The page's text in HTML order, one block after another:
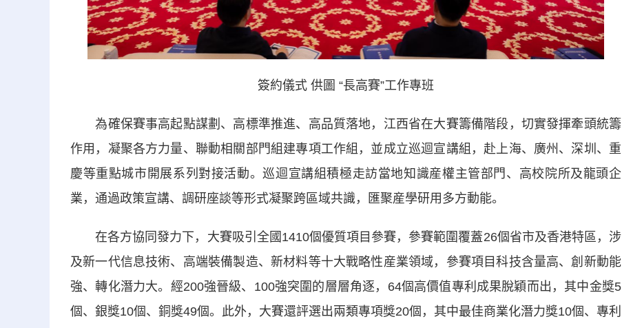
簽約儀式 供圖 “長高賽”工作專班
為確保賽事高起點謀劃、高標準推進、高品質落地，江西省在大賽籌備階段，切實發揮牽頭統籌
作用，凝聚各方力量、聯動相關部門組建專項工作組，並成立巡迴宣講組，赴上海、廣州、深圳、重
慶等重點城市開展系列對接活動。巡迴宣講組積極走訪當地知識産權主管部門、高校院所及龍頭企
業，通過政策宣講、調研座談等形式凝聚跨區域共識，匯聚産學研用多方動能。
在各方協同發力下，大賽吸引全國1410個優質項目參賽，參賽範圍覆蓋26個省市及香港特區，涉
及新一代信息技術、高端裝備製造、新材料等十大戰略性産業領域，參賽項目科技含量高、創新動能
強、轉化潛力大。經200強晉級、100強突圍的層層角逐，64個高價值專利成果脫穎而出，其中金獎5
個、銀獎10個、銅獎49個。此外，大賽還評選出兩類專項獎20個，其中最佳商業化潛力獎10個、專利